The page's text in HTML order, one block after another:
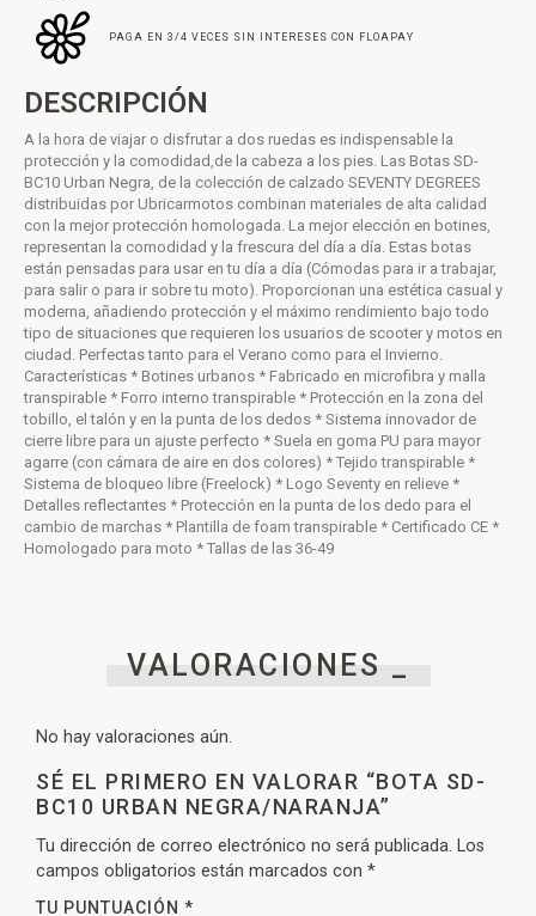
PAGA EN 3/4 VECES SIN INTERESES CON FLOAPAY
DESCRIPCIÓN
A la hora de viajar o disfrutar a dos ruedas es indispensable la
protección y la comodidad,de la cabeza a los pies. Las Botas SD-
BC10 Urban Negra, de la colección de calzado SEVENTY DEGREES
distribuidas por Ubricarmotos combinan materiales de alta calidad
con la mejor protección homologada. La mejor elección en botines,
representan la comodidad y la frescura del día a día. Estas botas
están pensadas para usar en tu día a día (Cómodas para ir a trabajar,
para salir o para ir sobre tu moto). Proporcionan una estética casual y
moderna, añadiendo protección y el máximo rendimiento bajo todo
tipo de situaciones que requieren los usuarios de scooter y motos en
ciudad. Perfectas tanto para el Verano como para el Invierno.
Características * Botines urbanos * Fabricado en microfibra y malla
transpirable * Forro interno transpirable * Protección en la zona del
tobillo, el talón y en la punta de los dedos * Sistema innovador de
cierre libre para un ajuste perfecto * Suela en goma PU para mayor
agarre (con cámara de aire en dos colores) * Tejido transpirable *
Sistema de bloqueo libre (Freelock) * Logo Seventy en relieve *
Detalles reflectantes * Protección en la punta de los dedo para el
cambio de marchas * Plantilla de foam transpirable * Certificado CE *
Homologado para moto * Tallas de las 36-49
VALORACIONES _
No hay valoraciones aún.
SÉ EL PRIMERO EN VALORAR “BOTA SD-
BC10 URBAN NEGRA/NARANJA”
Tu dirección de correo electrónico no será publicada. Los
campos obligatorios están marcados con *
TU PUNTUACIÓN *